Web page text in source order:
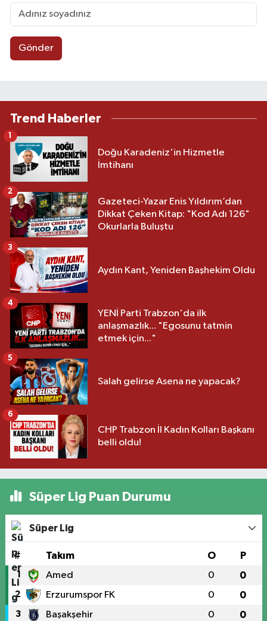
Gönder
Trend Haberler
Doğu Karadeniz'in Hizmetle
İmtihanı
1
Gazeteci-Yazar Enis Yıldırım’dan
Dikkat Çeken Kitap: "Kod Adı 126"
Okurlarla Buluştu
2
Aydın Kant, Yeniden Başhekim Oldu
3
YENİ Parti Trabzon'da ilk
anlaşmazlık... "Egosunu tatmin
etmek için..."
4
Salah gelirse Asena ne yapacak?
5
CHP Trabzon İl Kadın Kolları Başkanı
belli oldu!
6
Süper Lig Puan Durumu
Süper Lig
# Takım O P
1 Amed 0 0
2 Erzurumspor FK 0 0
3 Başakşehir 0 0